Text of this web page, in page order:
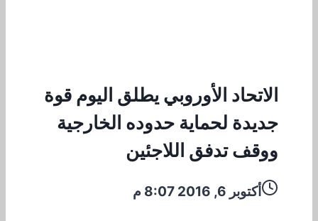
الاتحاد الأوروبي يطلق اليوم قوة
جديدة لحماية حدوده الخارجية
ووقف تدفق اللاجئين
أكتوبر 6, 2016 8:07 م